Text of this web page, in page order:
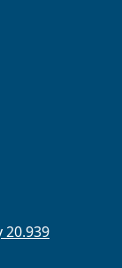
20.939